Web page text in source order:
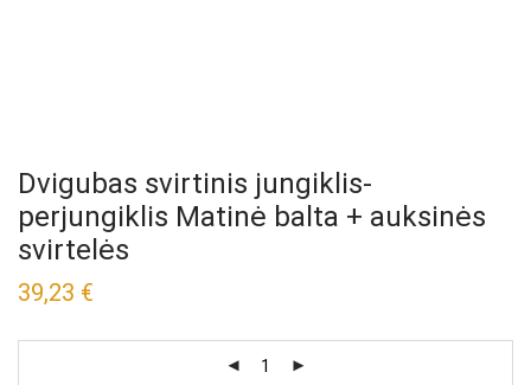
Dvigubas svirtinis jungiklis-
perjungiklis Matinė balta + auksinės
svirtelės
39,23 €